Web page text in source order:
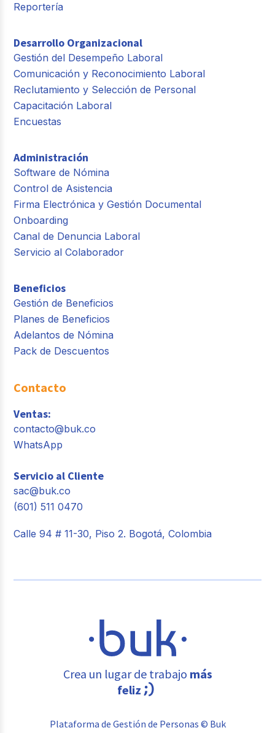
Reportería
Desarrollo Organizacional
Gestión del Desempeño Laboral
Comunicación y Reconocimiento Laboral
Reclutamiento y Selección de Personal
Capacitación Laboral
Encuestas
Administración
Software de Nómina
Control de Asistencia
Firma Electrónica y Gestión Documental
Onboarding
Canal de Denuncia Laboral
Servicio al Colaborador
Beneficios
Gestión de Beneficios
Planes de Beneficios
Adelantos de Nómina
Pack de Descuentos
Contacto
Ventas:
contacto@buk.co
WhatsApp
Servicio al Cliente
sac@buk.co
(601) 511 0470
Calle 94 # 11-30, Piso 2. Bogotá, Colombia
Crea un lugar de trabajo más
feliz
Plataforma de Gestión de Personas © Buk